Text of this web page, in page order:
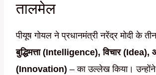
तालमेल
पीयूष गोयल ने प्रधानमंत्री नरेंद्र मोदी के
बुद्धिमत्ता (Intelligence), विचार (Idea),
(Innovation) – का उल्लेख किया।